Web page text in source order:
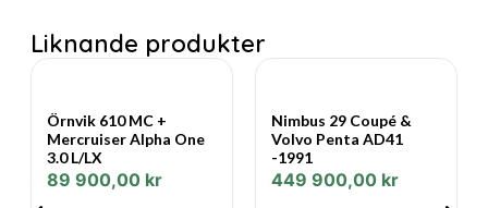
Modell: ACTIV 805 SUNDECK SD
Båttyp: Daycruiser
Bredd (m): 2,55
Vikt (kg): 1820
Max personer (st): 9
Kojplatser (st): 4
Liknande produkter
Örnvik 610 MC +
Mercruiser Alpha One
3.0 L/LX
89 900,00 kr
Nimbus 29 Coupé &
Volvo Penta AD41
-1991
449 900,00 kr